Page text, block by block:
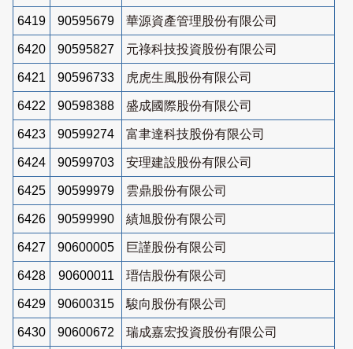
6419 90595679 華源資產管理股份有限公司
6420 90595827 元祿科技投資股份有限公司
6421 90596733 虎虎生風股份有限公司
6422 90598388 盛成國際股份有限公司
6423 90599274 富聿達科技股份有限公司
6424 90599703 安理建設股份有限公司
6425 90599979 雲鼎股份有限公司
6426 90599990 績旭股份有限公司
6427 90600005 巨謹股份有限公司
6428 90600011 瑨佶股份有限公司
6429 90600315 駿向股份有限公司
6430 90600672 瑞成嘉宏投資股份有限公司